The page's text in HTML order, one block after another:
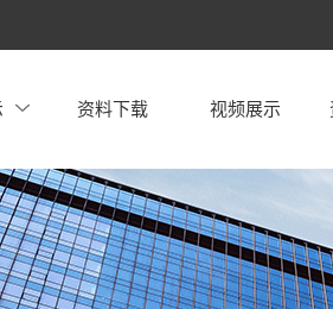
资料下载 视频展示